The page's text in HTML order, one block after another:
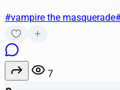
#vampire the masquerade
7